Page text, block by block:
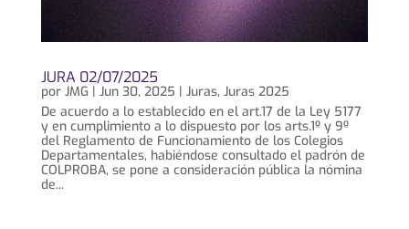
JURA 02/07/2025
por JMG| Jun 30, 2025 | Juras, Juras 2025
De acuerdo a lo establecido en el art.17 de la Ley 5177
y en cumplimiento a lo dispuesto por los arts.1º y 9º
del Reglamento de Funcionamiento de los Colegios
Departamentales, habiéndose consultado el padrón de
COLPROBA, se pone a consideración pública la nómina
de...